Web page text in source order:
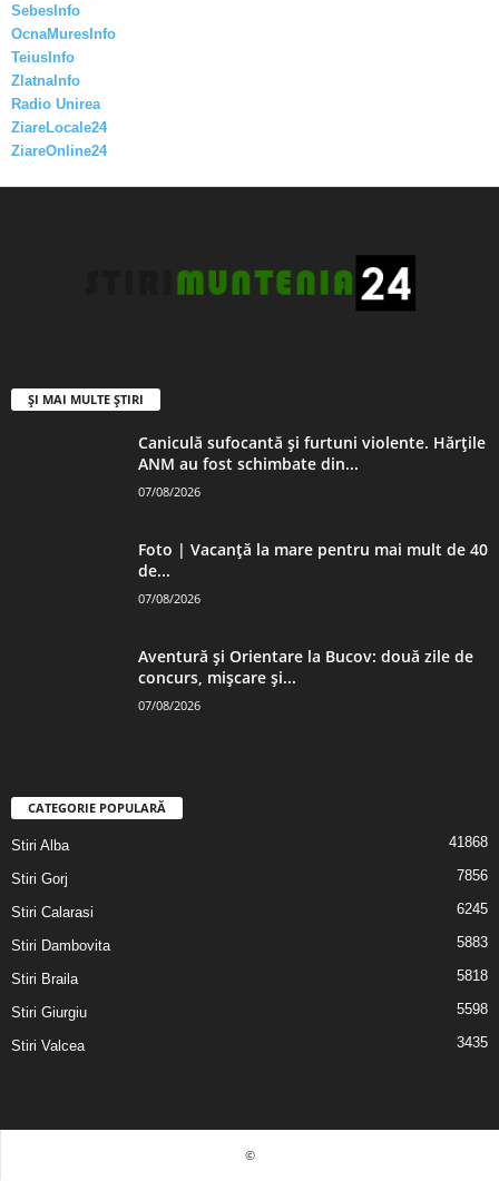
SebesInfo
OcnaMuresInfo
TeiusInfo
ZlatnaInfo
Radio Unirea
ZiareLocale24
ZiareOnline24
ȘI MAI MULTE ȘTIRI
Caniculă sufocantă și furtuni violente. Hărțile
ANM au fost schimbate din...
07/08/2026
Foto | Vacanță la mare pentru mai mult de 40
de...
07/08/2026
Aventură și Orientare la Bucov: două zile de
concurs, mișcare și...
07/08/2026
CATEGORIE POPULARĂ
Stiri Alba 41868
Stiri Gorj 7856
Stiri Calarasi 6245
Stiri Dambovita 5883
Stiri Braila 5818
Stiri Giurgiu 5598
Stiri Valcea 3435
©